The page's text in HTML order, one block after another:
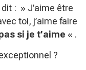
: » J’aime être
toi, j’aime faire
si je t’aime « .
?